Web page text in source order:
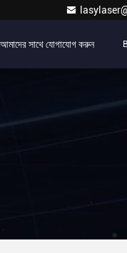
আমাদের সাথে যোগাযোগ করুন